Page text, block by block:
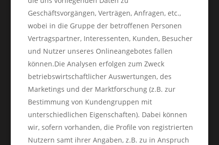
Geschäftsvorgängen, Verträgen, Anfragen, etc.,
wobei in die Gruppe der betroffenen Personen
Vertragspartner, Interessenten, Kunden, Besucher
und Nutzer unseres Onlineangebotes fallen
können.Die Analysen erfolgen zum Zweck
betriebswirtschaftlicher Auswertungen, des
Marketings und der Marktforschung (z.B. zur
Bestimmung von Kundengruppen mit
unterschiedlichen Eigenschaften). Dabei können
wir, sofern vorhanden, die Profile von registrierten
Nutzern samt ihrer Angaben, z.B. zu in Anspruch